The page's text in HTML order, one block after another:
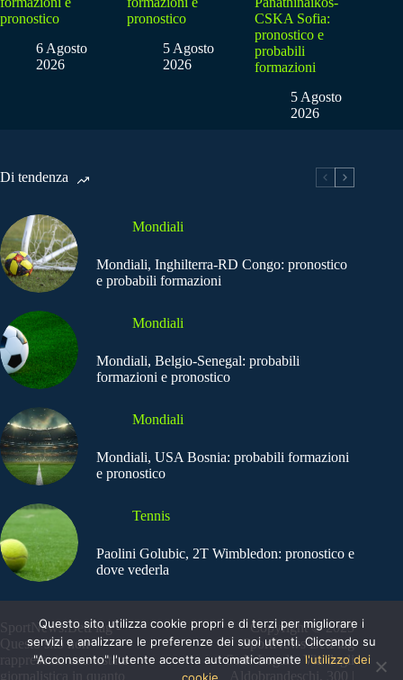
pronostico
6 Agosto
2026
pronostico
5 Agosto
2026
CSKA Sofia:
pronostico e
probabili
formazioni
5 Agosto
2026
Di tendenza
Mondiali
Mondiali, Inghilterra-RD Congo: pronostico
e probabili formazioni
Mondiali
Mondiali, Belgio-Senegal: probabili
formazioni e pronostico
Mondiali
Mondiali, USA Bosnia: probabili formazioni
e pronostico
Tennis
Paolini Golubic, 2T Wimbledon: pronostico e
dove vederla
SportNews.BetFlag -
Questo sito non
rappresenta una testata
giornalistica in quanto
Copyright © 2025
SportNews BetFlag
Sede Legale: Via degli
Aldobrandeschi, 300 |
Questo sito utilizza cookie propri e di terzi per migliorare i
servizi e analizzare le preferenze dei suoi utenti. Cliccando su
"Acconsento" l'utente accetta automaticamente l'utilizzo dei